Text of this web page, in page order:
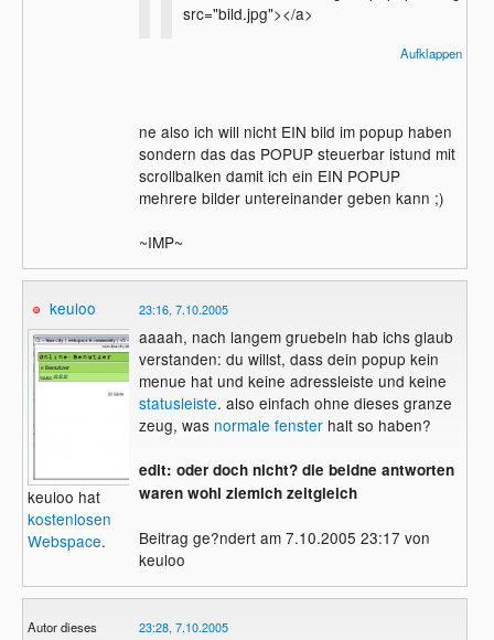
src="bild.jpg"></a>
Das sollte dein Prob l?sen, wenn ich
verstehen!
naja ich versteh nich ganz was er meint^^
Aufklappen
ne also ich will nicht EIN bild im popup haben
sondern das das POPUP steuerbar istund mit
scrollbalken damit ich ein EIN POPUP
mehrere bilder untereinander geben kann ;)
~IMP~
keuloo
keuloo hat
kostenlosen
Webspace.
23:16, 7.10.2005
aaaah, nach langem gruebeln hab ichs glaub
verstanden: du willst, dass dein popup kein
menue hat und keine adressleiste und keine
statusleiste. also einfach ohne dieses granze
zeug, was normale fensterhalt so haben?
edit: oder doch nicht? die beidne antworten
waren wohl ziemlch zeitgleich
Beitrag ge?ndert am 7.10.2005 23:17 von
keuloo
Autor dieses
23:28, 7.10.2005